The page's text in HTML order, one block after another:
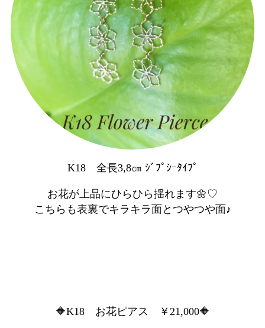
K18 全長3,8㎝ ｼﾞﾌﾟｼｰﾀｲﾌﾟ
お花が上品にひらひら揺れます🌼♡
こちらも表裏でキラキラ面とつやつや面♪
🔶K18 お花ピアス ￥21,000🔶